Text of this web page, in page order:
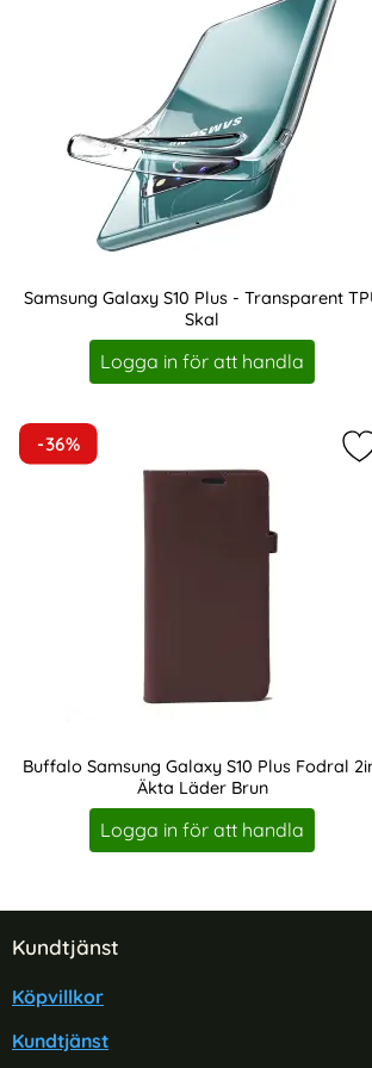
Samsung Galaxy S10 Plus - Transparent
Skal
Art. nr 3895
Logga in för att handla
-36%
Buffalo Samsung Galaxy S10 Plus Fodral
Äkta Läder Brun
Art. nr 211628
Logga in för att handla
Sidfot Blandad info och
Kundtjänst
Köpvillkor
Kundtjänst